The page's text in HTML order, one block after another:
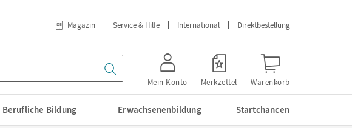
Magazin Service & Hilfe International Direktbestellung
Mein Konto Merkzettel Warenkorb
Berufliche Bildung Erwachsenenbildung Startchancen